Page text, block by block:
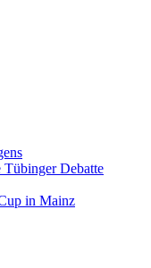
Tübinger Debatte
in Mainz